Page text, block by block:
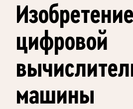
Изобретение
цифровой
машины